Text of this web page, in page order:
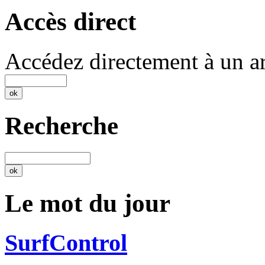
Accès direct
Accédez directement à un
Recherche
Le mot du jour
SurfControl